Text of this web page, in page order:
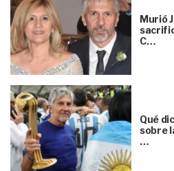
Murió
C…
Qué
sobre
…